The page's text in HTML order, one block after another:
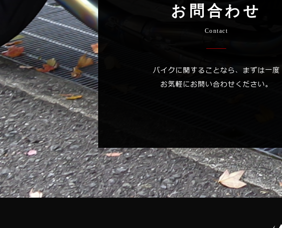
お問合わせ
Contact
バイクに関することなら、まずは一度
お気軽にお問い合わせください。